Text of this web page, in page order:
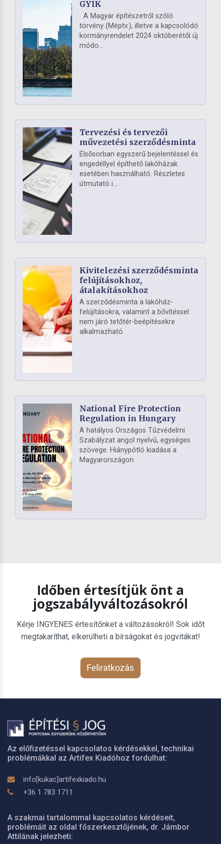
GYIK
A Magyar építészetről szóló
törvény (Méptv.), illetve a kapcsolódó
kormányrendelet 2024 októberétől új
módo...
Tervezési és tervezői
művezetési szerződésminta
Elsősorban egyszerű bejelentéssel és
engedéllyel építhető lakóházak
esetében használható. Részletes
útmutató i...
Kivitelezési szerződésminta
felújításokhoz,
átalakításokhoz
A szerződésminta a lakóház-
felújításokra, valamint a bővítéssel
nem járó tetőtér-beépítésekre
alkalmazható.
National Fire Protection
Regulation in Hungary
A hatályos Országos Tűzvédelmi
Szabályzat angol nyelvű, egységes
szövege. Hiánypótló kiadása a
Magyarországon
Időben értesítjük önt a
jogszabályváltozásokról
Kérje INGYENES értesítőnket a változásokról! Sok időt
megtakaríthat, elkerülheti a bírságokat és jogvitákat!
Feliratkozás
Az előfizetéssel kapcsolatos kérdésekkel, technikai
problémákkal az Artifex Kiadóhoz fordulhat:
info[kukac]artifexkiado.hu
+36 1 783 1711
A szakmai tartalommal kapcsolatos kérdéseit,
problémáit az oldal főszerkesztőjének, dr. Jámbor
Attilának jelezheti: